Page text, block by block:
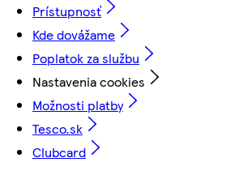
Prístupnosť
Kde dovážame
Poplatok za službu
Nastavenia cookies
Možnosti platby
Tesco.sk
Clubcard